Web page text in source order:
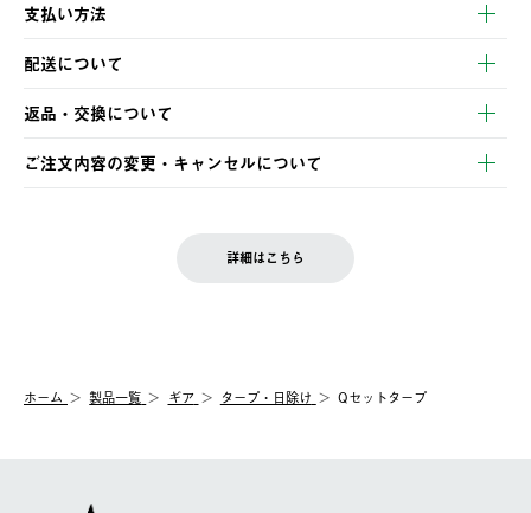
支払い方法
以下のいずれかの方法でお支払いいただけます。
・クレジットカード決済
・コンビニ決済
・Pay-easy決済
配送について
【発送スケジュール】
ご注文・ご入金完了より2営業日以内に商品を発送いたします。
土日祝の発送はございませんので、木曜日以降のご注文は週明け
の発送となる場合がございます。
【配送業者】
佐川急便にて配送されます。
返品・交換について
※お客様都合の場合
お客様都合の返品にかかる送料は、お客様ご負担とさせていただ
一度お手元の商品を返品いただき、ご希望商品を再注文してくだ
ご注文内容の変更・キャンセルについて
LOGOS FAMILY会員の方は、会員マイページ内 購入履歴画面に
詳細はこちら
ホーム 製品一覧 ギア タープ・日除け Qセットタープ